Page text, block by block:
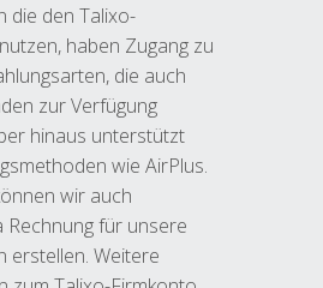
die den Talixo-
haben Zugang zu
die auch
zur Verfügung
hinaus unterstützt
wie AirPlus.
wir auch
Rechnung für unsere
erstellen. Weitere